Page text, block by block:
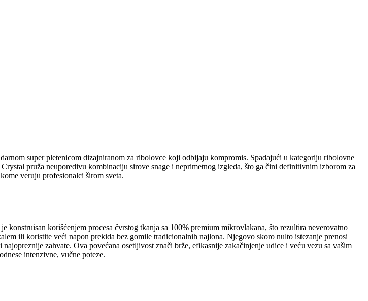
super pletenicom dizajniranom za ribolovce koji odbijaju kompromis. Spadajući u kategoriju ribolovne
pruža neuporedivu kombinaciju sirove snage i neprimetnog izgleda, što ga čini definitivnim izborom za
veruju profesionalci širom sveta.
korišćenjem procesa čvrstog tkanja sa 100% premium mikrovlakana, što rezultira neverovatno
ili koristite veći napon prekida bez gomile tradicionalnih najlona. Njegovo skoro nulto istezanje prenosi
zahvate. Ova povećana osetljivost znači brže, efikasnije zakačinjenje udice i veću vezu sa vašim
intenzivne, vučne poteze.